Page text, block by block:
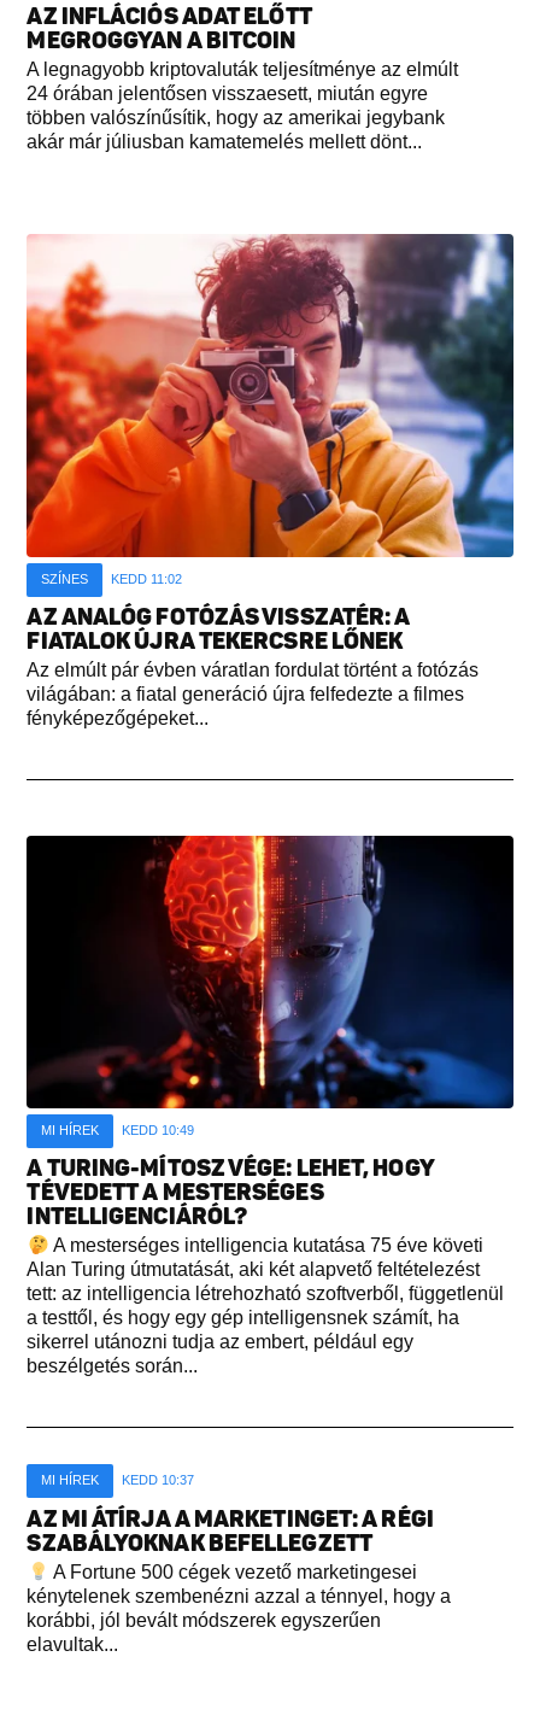
AZ INFLÁCIÓS ADAT ELŐTT
MEGROGGYAN A BITCOIN
A legnagyobb kriptovaluták teljesítménye az elmúlt
24 órában jelentősen visszaesett, miután egyre
többen valószínűsítik, hogy az amerikai jegybank
akár már júliusban kamatemelés mellett dönt...
SZÍNES KEDD 11:02
AZ ANALÓG FOTÓZÁS VISSZATÉR: A
FIATALOK ÚJRA TEKERCSRE LŐNEK
Az elmúlt pár évben váratlan fordulat történt a fotózás
világában: a fiatal generáció újra felfedezte a filmes
fényképezőgépeket...
MI HÍREK KEDD 10:49
A TURING-MÍTOSZ VÉGE: LEHET, HOGY
TÉVEDETT A MESTERSÉGES
INTELLIGENCIÁRÓL?
A mesterséges intelligencia kutatása 75 éve követi
Alan Turing útmutatását, aki két alapvető feltételezést
tett: az intelligencia létrehozható szoftverből, függetlenül
a testtől, és hogy egy gép intelligensnek számít, ha
sikerrel utánozni tudja az embert, például egy
beszélgetés során...
MI HÍREK KEDD 10:37
AZ MI ÁTÍRJA A MARKETINGET: A RÉGI
SZABÁLYOKNAK BEFELLEGZETT
A Fortune 500 cégek vezető marketingesei
kénytelenek szembenézni azzal a ténnyel, hogy a
korábbi, jól bevált módszerek egyszerűen
elavultak...